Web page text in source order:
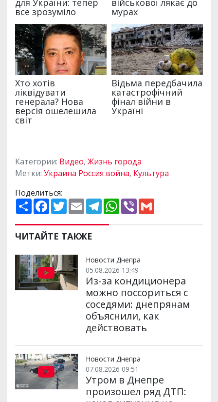
Категории: Видео, Жизнь города
Метки: Украина Россия война, Культура
Поделиться:
П
о
и
р
и
и
F
a
e
b
o
k
T
w
t
t
e
E
m
i
l
T
e
e
m
W
h
p
V
ЧИТАЙТЕ ТАКЖЕ
Новости Днепра
05.08.2026 13:49
Из-за кондиционера
можно поссориться с
соседями: днепрянам
объяснили, как
действовать
Новости Днепра
07.08.2026 09:51
Утром в Днепре
произошел ряд ДТП: